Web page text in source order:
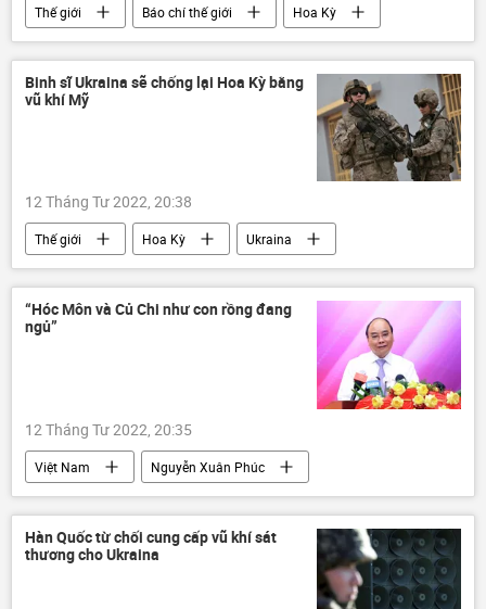
Thế giới Báo chí thế giới
Hoa Kỳ
Anh
Ukraina
Cuộc khủng hoảng ở Ukraina
Binh sĩ Ukraina sẽ chống lại Hoa Kỳ bằng
vũ khí Mỹ
12 Tháng Tư 2022, 20:38
Thế giới Hoa Kỳ
Ukraina
Cuộc khủng hoảng ở Ukraina
Quân sự
Báo chí thế giới
“Hóc Môn và Củ Chi như con rồng đang
ngủ”
12 Tháng Tư 2022, 20:35
Việt Nam
Nguyễn Xuân Phúc
Chính trị
Củ Chi
Hàn Quốc từ chối cung cấp vũ khí sát
thương cho Ukraina